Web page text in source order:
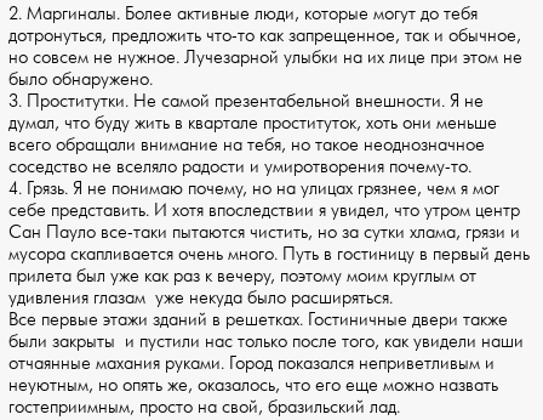
2. Маргиналы. Более активные люди, которые могут до тебя
дотронуться, предложить что-то как запрещенное, так и обычное,
но совсем не нужное. Лучезарной улыбки на их лице при этом не
было обнаружено.
3. Проститутки. Не самой презентабельной внешности. Я не
думал, что буду жить в квартале проституток, хоть они меньше
всего обращали внимание на тебя, но такое неоднозначное
соседство не вселяло радости и умиротворения почему-то.
4. Грязь. Я не понимаю почему, но на улицах грязнее, чем я мог
себе представить. И хотя впоследствии я увидел, что утром центр
Сан Пауло все-таки пытаются чистить, но за сутки хлама, грязи и
мусора скапливается очень много. Путь в гостиницу в первый день
прилета был уже как раз к вечеру, поэтому моим круглым от
удивления глазам уже некуда было расширяться.
Все первые этажи зданий в решетках. Гостиничные двери также
были закрыты и пустили нас только после того, как увидели наши
отчаянные махания руками. Город показался неприветливым и
неуютным, но опять же, оказалось, что его еще можно назвать
гостеприимным, просто на свой, бразильский лад.